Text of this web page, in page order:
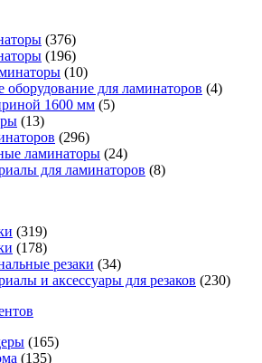
(376)
(196)
(10)
оборудование для ламинаторов (4)
1600 мм (5)
(13)
(296)
ламинаторы (24)
для ламинаторов (8)
(319)
(178)
резаки (34)
и аксессуары для резаков (230)
(165)
(135)